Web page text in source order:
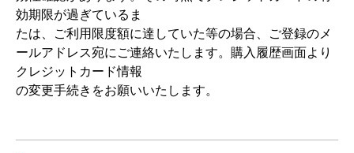
効期限が過ぎているま
たは、ご利用限度額に達していた等の場合、ご登録のメ
ールアドレス宛にご連絡いたします。購入履歴画面より
クレジットカード情報
の変更手続きをお願いいたします。